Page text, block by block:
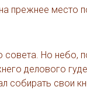
прежнее место
Но небо,
делового
собирать свои